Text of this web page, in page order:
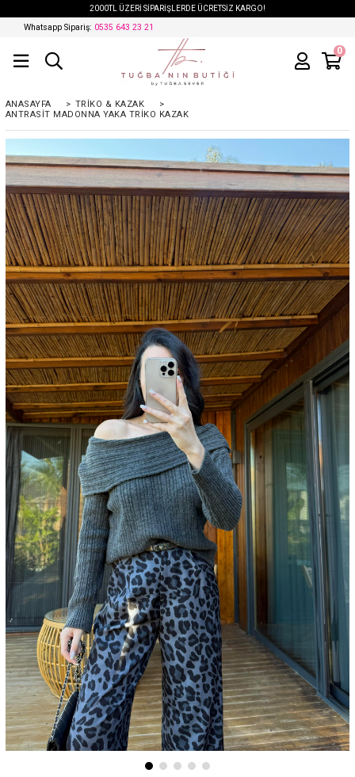
2000TL ÜZERİ SİPARİŞLERDE ÜCRETSİZ KARGO!
Whatsapp Sipariş: 0535 643 23 21
0
ANASAYFA > TRIKO & KAZAK
>
ANTRASIT MADONNA YAKA TRIKO KAZAK